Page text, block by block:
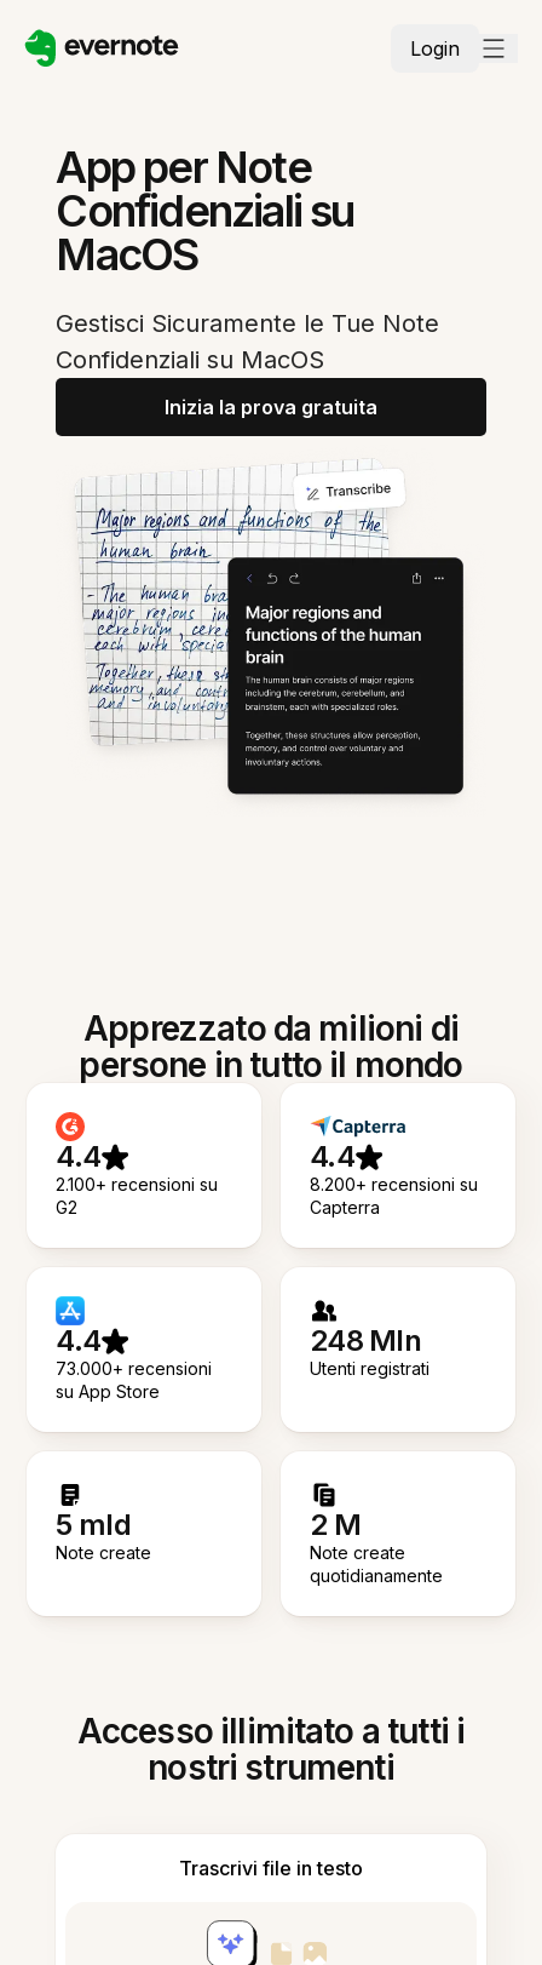
Login
App per Note
Confidenziali su
MacOS
Gestisci Sicuramente le Tue Note
Confidenziali su MacOS
Inizia la prova gratuita
Apprezzato da milioni di
persone in tutto il mondo
4.4
2.100+ recensioni su
G2
4.4
8.200+ recensioni su
Capterra
4.4
73.000+ recensioni
su App Store
248 Mln
Utenti registrati
5 mld
Note create
2 M
Note create
quotidianamente
Accesso illimitato a tutti i
nostri strumenti
Trascrivi file in testo